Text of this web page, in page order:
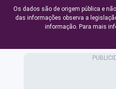
Os dados são de origem pública e
das informações observa a
informação. Para mais